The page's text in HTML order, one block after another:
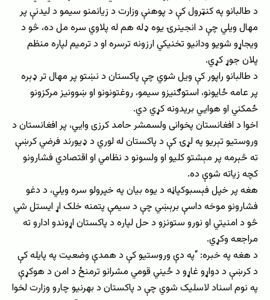
د طالبانو په کنټرول کې د پوهنې وزارت د زیانمنو سیمو د لیدنې پر
مهال ویلي چې د انجینرۍ یوه ډله هم له پلاوي سره مل ده، څو د
ویجاړو شویو ودانیو تخنیکي ارزونه ترسره او د ترمیم لپاره منظم
پلان جوړ کړي.
د طالبانو راپور کې ویل شوي چې پاکستان د نښتو پر مهال تر ډېره
پر عامه ځایونو، استوګنیزو سیمو، روغتونونو او ښوونیز مرکزونو
ځمکني او هوايي بریدونه کړي دي.
اخوا د افغانستان پخوانی ولسمشر حامد کرزی وايي، پر افغانستان د
وروستیو تېریو په لړۍ کې د پاکستان له لوري د ډیورند فرضي کرښې
ته څېرمه پر مېشتو کلیو او ولسونو د نظامي او اقتصادي فشارونو
کچه زیاته شوې ده.
هغه پر خپل فېسبوکپاڼه د یوه بیان په خپرولو سره ویلي، د دغو
فشارونو موخه داسې برېښي چې د سیمې پتمنه خلک اړ ایستل شي
څو د امنیتي او نورو ستونزو د حل لپاره د پاکستان اړوندو ادارو ته
مراجعه وکړي.
د هغه په خبره: “په دې وروستیو کې د همدې وضعیت په پایله کې
د کرښې د دواړو غاړو د ځیني قومي مشرانو ترمنځ د امن د هوکړې
په نوم اسناد لاسلیک شوي چې د پاکستان د بهرنیو چارو وزارت لخوا